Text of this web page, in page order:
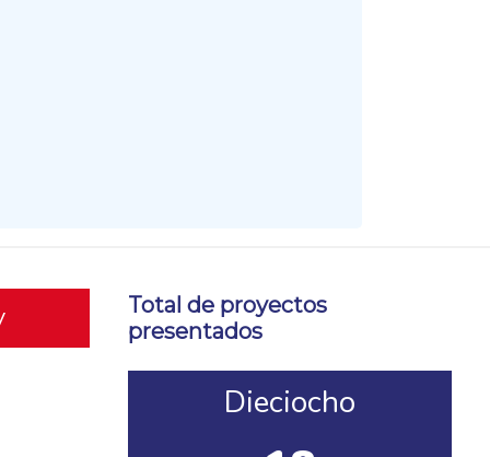
Total de proyectos
presentados
Dieciocho